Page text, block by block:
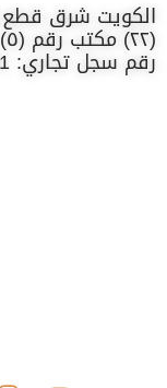
(٢٢) مكتب رقم (٥)
رقم سجل تجاري: 507561